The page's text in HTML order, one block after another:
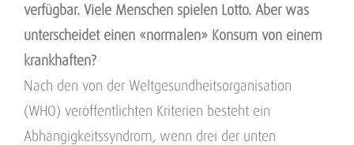
verfügbar. Viele Menschen spielen Lotto. Aber was
unterscheidet einen «normalen» Konsum von einem
krankhaften?
Nach den von der Weltgesundheitsorganisation
(WHO) veröffentlichten Kriterien besteht ein
Abhängigkeitssyndrom, wenn drei der unten